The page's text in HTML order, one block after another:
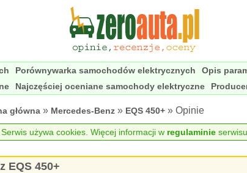
Porównywarka samochodów elektrycznych Opis
Najczęściej oceniane samochody elektryczne
główna » Mercedes-Benz » EQS 450+ » Opinie
Serwis używa cookies. Więcej informacji w regulaminieserwisu.
EQS 450+